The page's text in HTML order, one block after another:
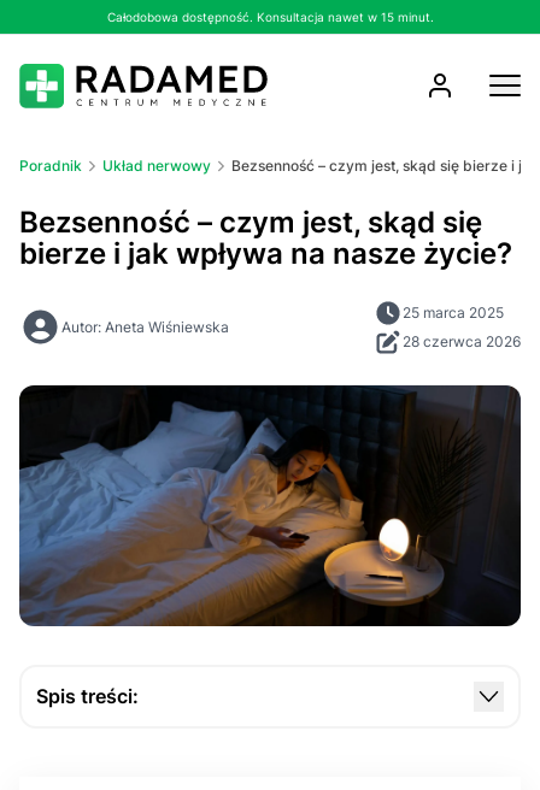
Całodobowa dostępność. Konsultacja nawet w 15 minut.
Poradnik Układ nerwowy Bezsenność – czym jest, skąd się bierze i
Bezsenność – czym jest, skąd się
bierze i jak wpływa na nasze życie?
Autor: Aneta Wiśniewska
25 marca 2025
28 czerwca 2026
Spis treści: